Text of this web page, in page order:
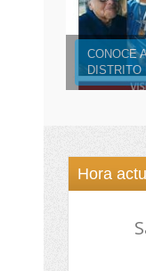
CONOCE
DISTRITO
Hora